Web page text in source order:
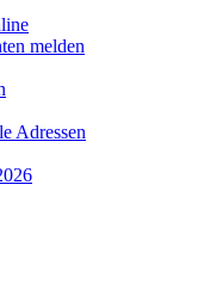
melden
Adressen